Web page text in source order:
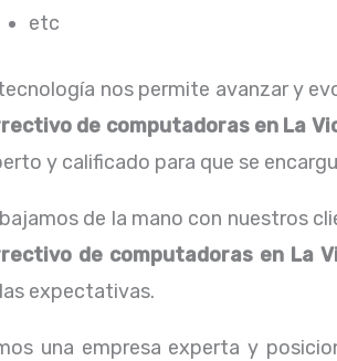
etc
nos permite avanzar y
de computadoras en La
y calificado para que se
de la mano con nuestros
de computadoras en La
expectativas.
una empresa experta y